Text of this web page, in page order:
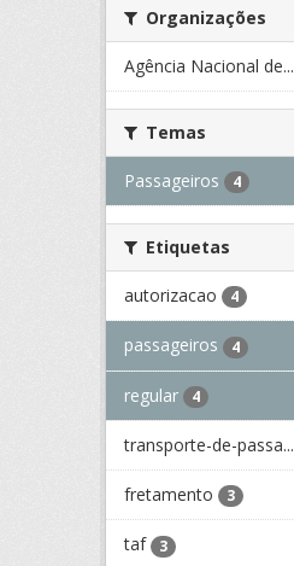
Organizações
Agência Nacional de...
Temas
Passageiros 4
Etiquetas
autorizacao 4
passageiros 4
regular 4
transporte-de-passa...
fretamento 3
taf 3